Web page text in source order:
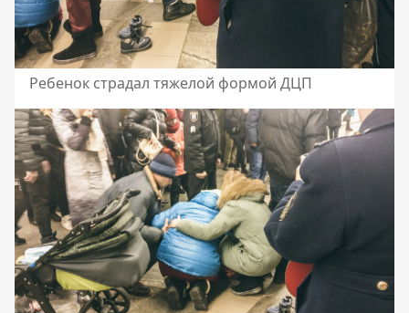
Ребенок страдал тяжелой формой ДЦП